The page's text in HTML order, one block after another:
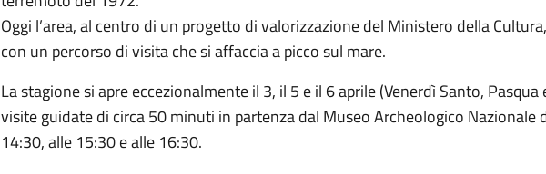
Oggi l’area, al centro di un progetto di valorizzazione del Ministero della
con un percorso di visita che si affaccia a picco sul mare.
La stagione si apre eccezionalmente il 3, il 5 e il 6 aprile (Venerdì Santo, Pasqua
visite guidate di circa 50 minuti in partenza dal Museo Archeologico Nazionale
14:30, alle 15:30 e alle 16:30.